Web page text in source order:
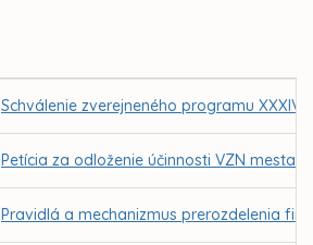
Schválenie zverejneného programu
Petícia za odloženie účinnosti VZN mesta
Pravidlá a mechanizmus prerozdelenia